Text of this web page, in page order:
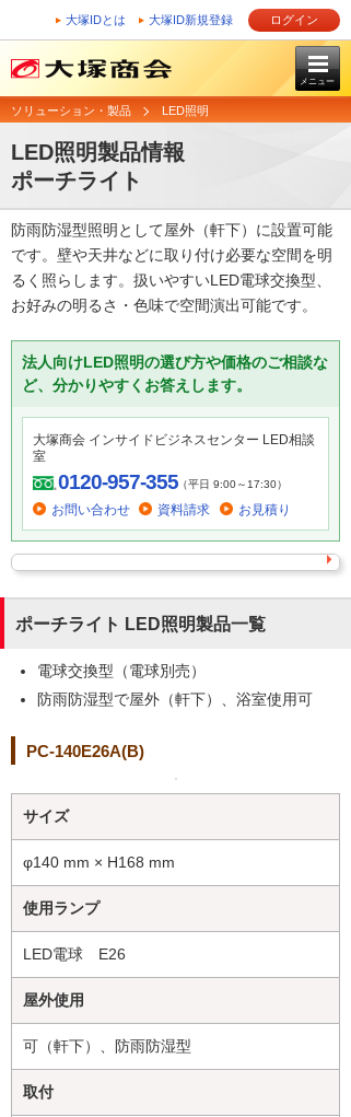
大塚IDとは 大塚ID新規登録 ログイン
メニュー
ソリューション・製品 LED照明
LED照明製品情報
ポーチライト
防雨防湿型照明として屋外（軒下）に設置可能
です。壁や天井などに取り付け必要な空間を明
るく照らします。扱いやすいLED電球交換型、
お好みの明るさ・色味で空間演出可能です。
法人向けLED照明の選び方や価格のご相談な
ど、分かりやすくお答えします。
大塚商会 インサイドビジネスセンター LED相談
室
0120-957-355（平日 9:00～17:30）
お問い合わせ 資料請求 お見積り
ポーチライト LED照明製品一覧
電球交換型（電球別売）
防雨防湿型で屋外（軒下）、浴室使用可
PC-140E26A(B)
サイズ
φ140 mm × H168 mm
使用ランプ
LED電球 E26
屋外使用
可（軒下）、防雨防湿型
取付